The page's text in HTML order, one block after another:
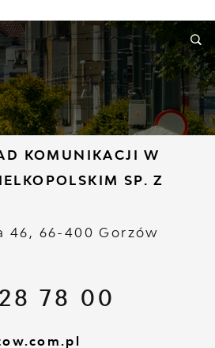
REKLAMACJE KONTAKT
KOMUNIKACJI W
SP. Z
46, 66-400 Gorzów
78 00